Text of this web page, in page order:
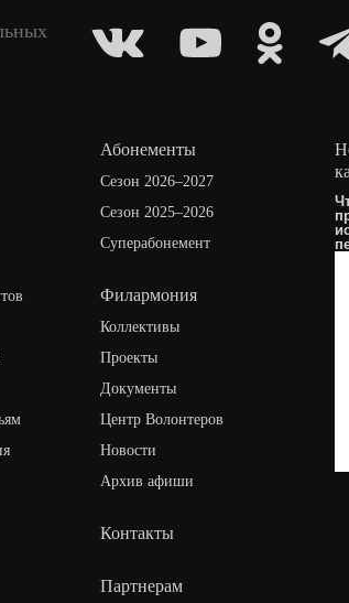
Абонементы
Сезон 2026–2027
Сезон 2025–2026
Суперабонемент
Филармония
Коллективы
Проекты
Документы
Центр Волонтеров
Новости
Архив афиши
Контакты
Партнерам